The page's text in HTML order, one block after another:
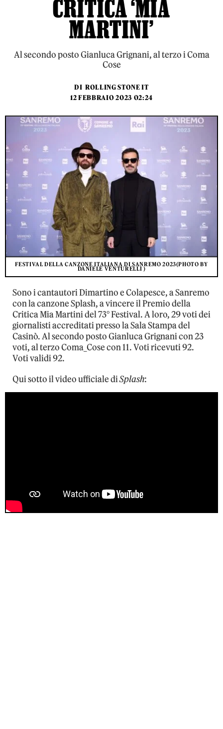
CRITICA ‘MIA
MARTINI’
Al secondo posto Gianluca Grignani, al terzo i Coma
Cose
DI ROLLING STONE IT
12 FEBBRAIO 2023 02:24
FESTIVAL DELLA CANZONE ITALIANA DI SANREMO 2023(PHOTO BY
DANIELE VENTURELLI )
Sono i cantautori Dimartino e Colapesce, a Sanremo
con la canzone Splash, a vincere il Premio della
Critica Mia Martini del 73° Festival. A loro, 29 voti dei
giornalisti accreditati presso la Sala Stampa del
Casinò. Al secondo posto Gianluca Grignani con 23
voti, al terzo Coma_Cose con 11. Voti ricevuti 92.
Voti validi 92.
Qui sotto il video ufficiale diSplash: